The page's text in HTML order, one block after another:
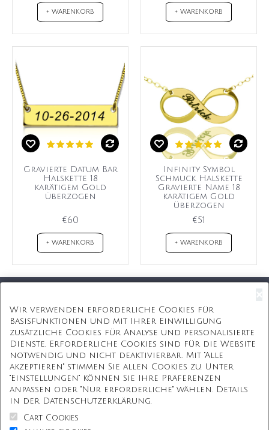
+ WARENKORB + WARENKORB
Gravierte Datum Bar
Halskette 18
karätigem Gold
überzogen
€60
+ WARENKORB
Infinity Symbol
Schmuck Halskette
Gravierte Name 18
karätigem Gold
überzogen
€51
+ WARENKORB
Kostenlose Geschenkbox
Kostenlose Gravur
Unbegrenzte Redesign
ÜBER UNS
Information
Wir verwenden erforderliche Cookies für
Basisfunktionen und mit Ihrer Einwilligung
zusätzliche Cookies für Analyse und personalisierte
Dienste. Erforderliche Cookies sind für die Website
notwendig und nicht deaktivierbar. Mit "Alle
akzeptieren" stimmen Sie allen Cookies zu. Unter
"Einstellungen" können Sie Ihre Präferenzen
anpassen oder "Nur erforderliche" wählen. Details
in der Datenschutzerklärung.
Cart Cookies